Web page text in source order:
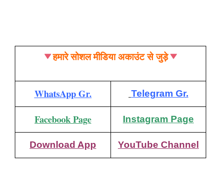
हमारे सोशल मीडिया अकाउंट से जुड़े
WhatsApp Gr. Telegram Gr.
Facebook Page Instagram Page
Download App YouTube Channel